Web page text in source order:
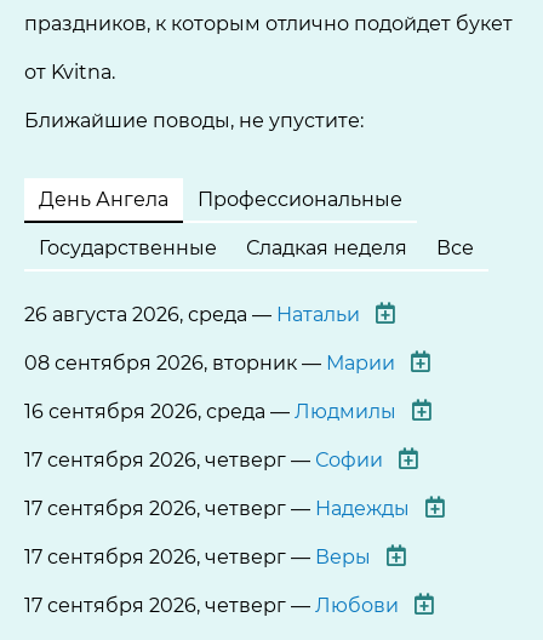
праздников, к которым отлично подойдет букет
от Kvitna.
Ближайшие поводы, не упустите:
День Ангела Профессиональные
Государственные Сладкая неделя Все
26 августа 2026, среда — Натальи
08 сентября 2026, вторник — Марии
16 сентября 2026, среда — Людмилы
17 сентября 2026, четверг — Софии
17 сентября 2026, четверг — Надежды
17 сентября 2026, четверг — Веры
17 сентября 2026, четверг — Любови